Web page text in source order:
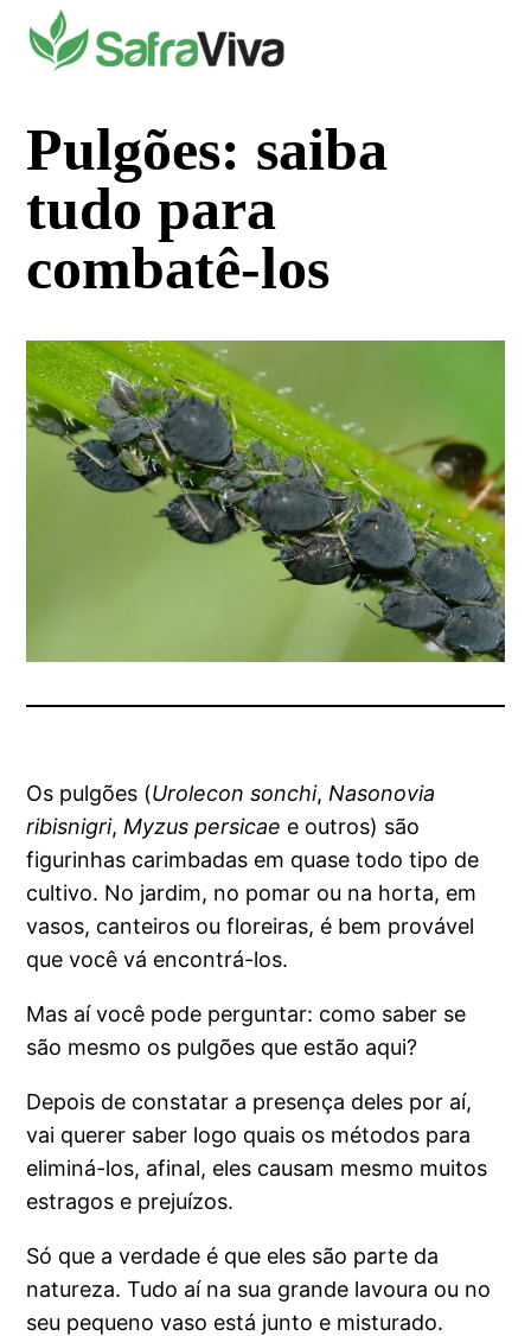
para
Pulgões: saiba
tudo para
combatê-los
Os pulgões (Urolecon sonchi, Nasonovia
ribisnigri, Myzus persicae e outros) são
figurinhas carimbadas em quase todo tipo de
cultivo. No jardim, no pomar ou na horta, em
vasos, canteiros ou floreiras, é bem provável
que você vá encontrá-los.
Mas aí você pode perguntar: como saber se
são mesmo os pulgões que estão aqui?
Depois de constatar a presença deles por aí,
vai querer saber logo quais os métodos para
eliminá-los, afinal, eles causam mesmo muitos
estragos e prejuízos.
Só que a verdade é que eles são parte da
natureza. Tudo aí na sua grande lavoura ou no
seu pequeno vaso está junto e misturado.